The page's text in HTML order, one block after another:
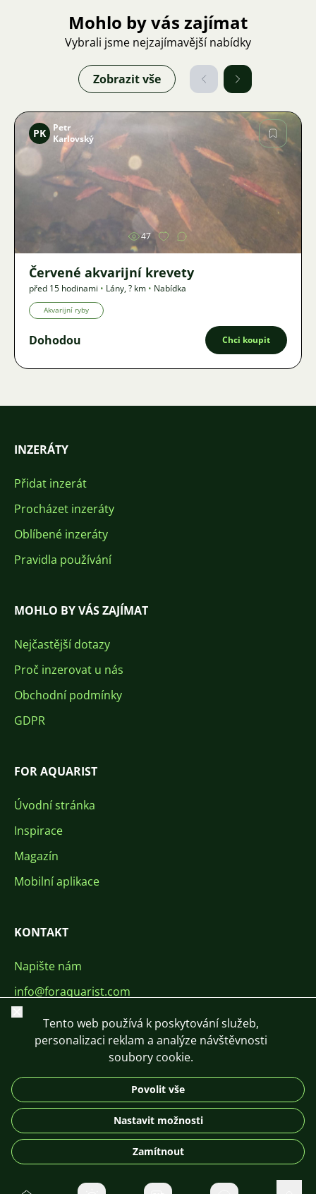
Mohlo by vás zajímat
Vybrali jsme nejzajímavější nabídky
Zobrazit vše
Obrázek
PK
Petr
Karlovský
47
Červené akvarijní krevety
před 15 hodinami • Lány,? km • Nabídka
Akvarijní ryby
Dohodou Chci koupit
INZERÁTY
Přidat inzerát
Procházet inzeráty
Oblíbené inzeráty
Pravidla používání
MOHLO BY VÁS ZAJÍMAT
Nejčastější dotazy
Proč inzerovat u nás
Obchodní podmínky
GDPR
FOR AQUARIST
Úvodní stránka
Inspirace
Magazín
Mobilní aplikace
KONTAKT
Napište nám
info@foraquarist.com
+420 603 449 602
DE
© 2026 For Aquarist
Zavřít
Tento web používá k poskytování služeb,
personalizaci reklam a analýze návštěvnosti
soubory cookie.
Povolit vše
Nastavit možnosti
Zamítnout